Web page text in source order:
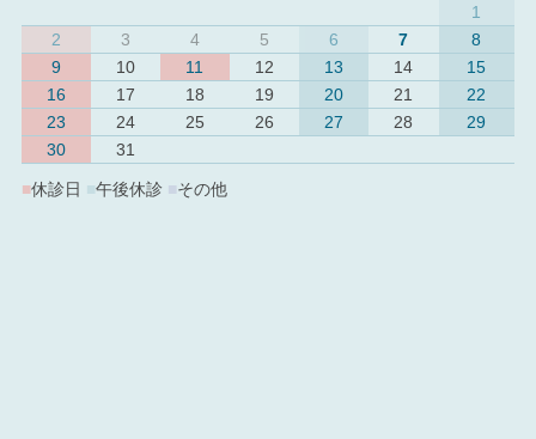
1
2
3 4 5 6 7
8
9
10 11 12 13 14
15
16
17 18 19 20 21
22
23
24 25 26 27 28
29
30
31
■休診日 ■午後休診 その他